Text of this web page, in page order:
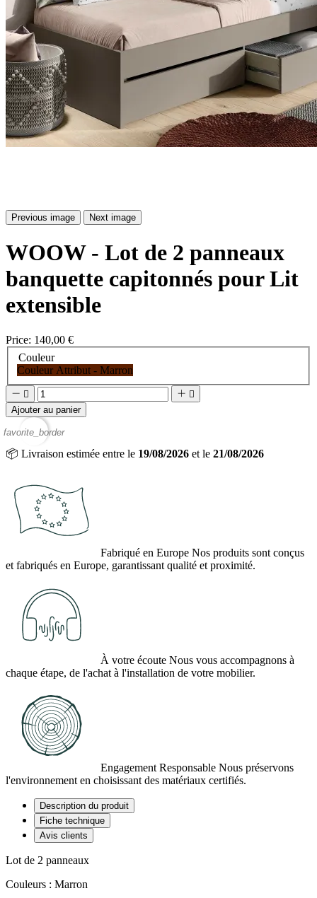
Previous image Next image
WOOW - Lot de 2 panneaux
banquette capitonnés pour Lit
extensible
Price: 140,00 €
Couleur
Couleur Attribut - Marron
   
Ajouter au panier
favorite_border
📦 Livraison estimée entre le 19/08/2026 et le 21/08/2026
Fabriqué en Europe Nos produits sont conçus
et fabriqués en Europe, garantissant qualité et proximité.
À votre écoute Nous vous accompagnons à
chaque étape, de l'achat à l'installation de votre mobilier.
Engagement Responsable Nous préservons
l'environnement en choisissant des matériaux certifiés.
Description du produit
Fiche technique
Avis clients
Lot de 2 panneaux
Couleurs : Marron